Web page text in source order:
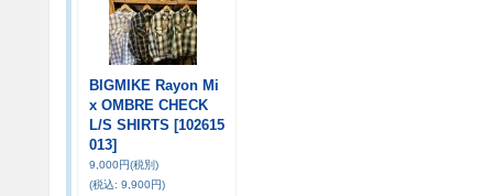
BIGMIKE Rayon Mi
x OMBRE CHECK
L/S SHIRTS [102615
013]
9,000円(税別)
(税込: 9,900円)